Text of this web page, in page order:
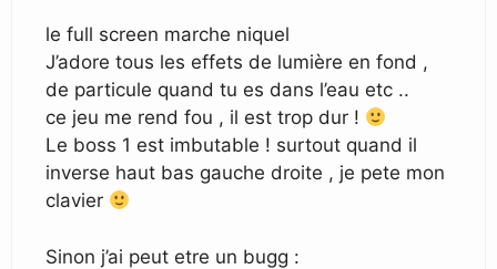
le full screen marche niquel
J’adore tous les effets de lumière en fond ,
de particule quand tu es dans l’eau etc ..
ce jeu me rend fou , il est trop dur !
Le boss 1 est imbutable ! surtout quand il
inverse haut bas gauche droite , je pete mon
clavier
Sinon j’ai peut etre un bugg :